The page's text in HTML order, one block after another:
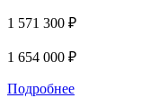
1 571 300 ₽
1 654 000 ₽
Подробнее